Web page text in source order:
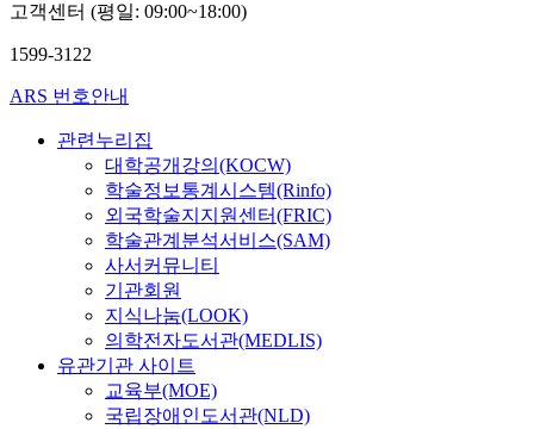
고객센터 (평일: 09:00~18:00)
1599-3122
ARS 번호안내
관련누리집
대학공개강의(KOCW)
학술정보통계시스템(Rinfo)
외국학술지지원센터(FRIC)
학술관계분석서비스(SAM)
사서커뮤니티
기관회원
지식나눔(LOOK)
의학전자도서관(MEDLIS)
유관기관 사이트
교육부(MOE)
국립장애인도서관(NLD)